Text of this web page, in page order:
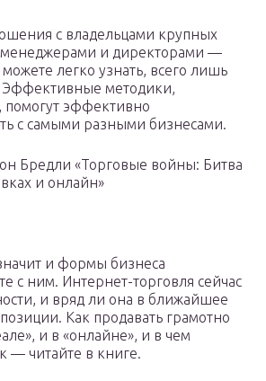
с владельцами крупных
менеджерами и директорами —
легко узнать, всего лишь
Эффективные методики,
эффективно
с самыми разными бизнесами.
Бредли «Торговые войны: Битва
и онлайн»
и формы бизнеса
с ним. Интернет-торговля сейчас
и вряд ли она в ближайшее
Как продавать грамотно
и в «онлайне», и в чем
— читайте в книге.